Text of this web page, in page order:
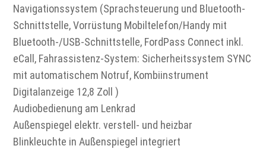
Navigationssystem (Sprachsteuerung und Bluetooth-
Schnittstelle, Vorrüstung Mobiltelefon/Handy mit
Bluetooth-/USB-Schnittstelle, FordPass Connect inkl.
eCall, Fahrassistenz-System: Sicherheitssystem SYNC
mit automatischem Notruf, Kombiinstrument
Digitalanzeige 12,8 Zoll )
Audiobedienung am Lenkrad
Außenspiegel elektr. verstell- und heizbar
Blinkleuchte in Außenspiegel integriert